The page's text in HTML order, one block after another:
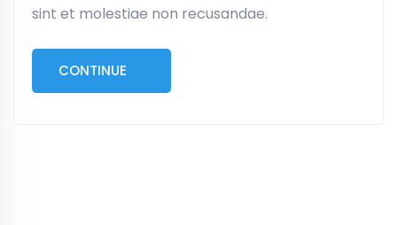
sint et molestiae non recusandae.
CONTINUE